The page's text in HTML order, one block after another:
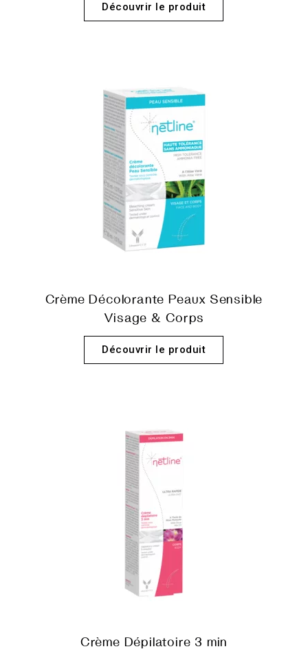
Découvrir le produit
Crème Décolorante Peaux Sensible
Visage & Corps
Découvrir le produit
Crème Dépilatoire 3 min